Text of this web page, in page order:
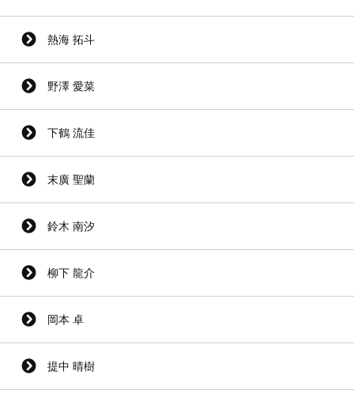
熱海 拓斗
野澤 愛菜
下鶴 流佳
末廣 聖蘭
鈴木 南汐
柳下 龍介
岡本 卓
提中 晴樹